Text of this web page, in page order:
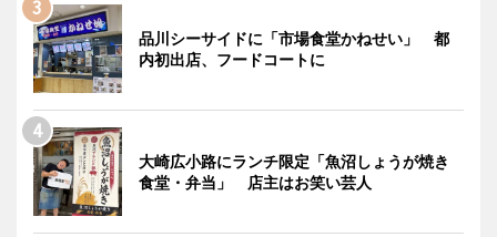
品川シーサイドに「市場食堂かねせい」 都
内初出店、フードコートに
大崎広小路にランチ限定「魚沼しょうが焼き
食堂・弁当」 店主はお笑い芸人